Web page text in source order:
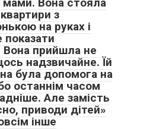
з
на руках і
показати
Вона прийшла не
надзвичайне. Їй
була допомога на
останнім часом
Але замість
приводи дітей»
інше